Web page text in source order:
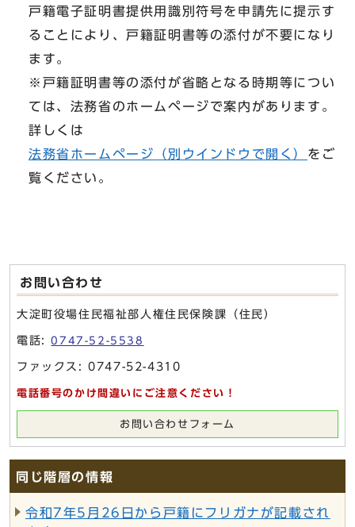
戸籍電子証明書提供用識別符号を申請先に提示す
ることにより、戸籍証明書等の添付が不要になり
ます。
※戸籍証明書等の添付が省略となる時期等につい
ては、法務省のホームページで案内があります。
詳しくは
法務省ホームページ （別ウインドウで開く） をご
覧ください。
お問い合わせ
大淀町役場住民福祉部人権住民保険課（住民）
電話:0747-52-5538
ファックス: 0747-52-4310
電話番号のかけ間違いにご注意ください！
お問い合わせフォーム
同じ階層の情報
令和7年5月26日から戸籍にフリガナが記載され